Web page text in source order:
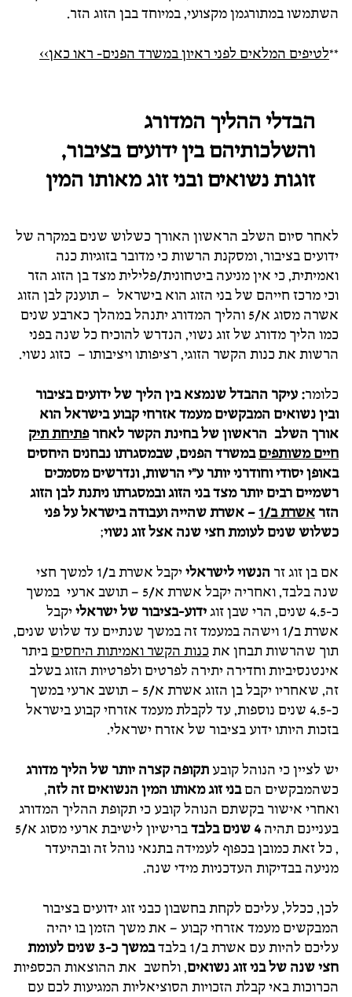
השתמשו במתורגמן מקצועי, במיוחד בבן הזוג הזר.
**לטיפים המלאים לפני ראיון במשרד הפנים- ראו כאן>>
הבדלי ההליך המדורג
והשלכותיהם בין ידועים בציבור,
זוגות נשואים ובני זוג מאותו המין
לאחר סיום השלב הראשון האורך כשלוש שנים במקרה של
ידועים בציבור, ומסקנת הרשות כי מדובר בזוגיות כנה
ואמיתית, כי אין מניעה ביטחונית/פלילית מצד בן הזוג הזר
וכי מרכז חייהם של בני הזוג הוא בישראל – תוענק לבן הזוג
אשרה מסוג א/5 והליך המדורג יתנהל במהלך כארבע שנים
כמו הליך מדורג של זוג נשוי, הנדרש להוכיח כל שנה בפני
הרשות את כנות הקשר הזוגי, רציפותו ויציבותו – כזוג נשוי.
כלומר: עיקר ההבדל שנמצא בין הליך של ידועים בציבור
ובין נשואים המבקשים מעמד אזרחי קבוע בישראל הוא
אורך השלב הראשון של בחינת הקשר לאחרפתיחת תיק
חיים משותפיםבמשרד הפנים, שבמסגרתו נבחנים היחסים
באופן יסודי וחודרני יותר ע"י הרשות, ונדרשים מסמכים
רשמיים רבים יותר מצד בני הזוג ובמסגרתו ניתנת לבן הזוג
הזר אשרת ב/1 – אשרת שהייה ועבודה בישראל על פני
כשלוש שנים לעומת חצי שנה אצל זוג נשוי;
אם בן זוג זרהנשוי לישראלי
יקבל אשרת ב/1 למשך חצי
שנה בלבד, ואחריה יקבל אשרת א/5 – תושב ארעי במשך
כ-4.5 שנים, הרי שבן זוג
ידוע-בציבור של ישראלייקבל
אשרת ב/1 וישהה במעמד זה במשך שנתיים עד שלוש שנים,
תוך שהרשות תבחן את כנות הקשר ואמיתות היחסים ביתר
אינטנסיביות וחדירה יתירה לפרטים ולפרטיות הזוג בשלב
זה, שאחריו יקבל בן הזוג אשרת א/5 – תושב ארעי במשך
כ-4.5 שנים נוספות, עד לקבלת מעמד אזרחי קבוע בישראל
בזכות היותו ידוע בציבור של אזרח ישראלי.
יש לציין כי הנוהל קובעתקופה קצרה יותר של הליך מדורג
כשהמבקשים הםבני זוג מאותו המין הנשואים זה לזה,
ואחרי אישור בקשתם הנוהל קובע כי תקופת ההליך המדורג
בעניינם תהיה 4 שנים בלבד
ברישיון לישיבת ארעי מסוג א/5
, כל זאת כמובן בכפוף לעמידה בתנאי נוהל זה ובהיעדר
מניעה בבדיקות העדכניות מידי שנה.
לכן, ככלל, עליכם לקחת בחשבון כבני זוג ידועים בציבור
המבקשים מעמד אזרחי קבוע – את משך הזמן בו יהיה
עליכם להיות עם אשרת ב/1 בלבד
במשך כ-3 שנים לעומת
חצי שנה של בני זוג נשואים, ולחשב את ההוצאות הכספיות
הכרוכות באי קבלת הזכויות הסוציאליות המגיעות לכם עם